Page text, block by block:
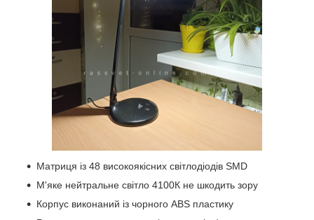
Матриця із 48 високоякісних світлодіодів SMD
М'яке нейтральне світло 4100К не шкодить зору
Корпус виконаний із чорного ABS пластику